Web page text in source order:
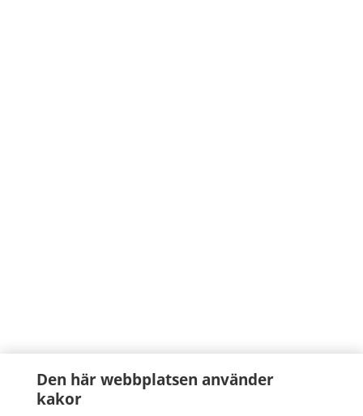
Den här webbplatsen använder
kakor